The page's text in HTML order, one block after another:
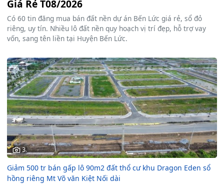
Giá Rẻ T08/2026
Có 60 tin đăng mua bán đất nền dự án Bến Lức giá rẻ, sổ đỏ
riêng, uy tín. Nhiều lô đất nền quy hoạch vị trí đẹp, hỗ trợ vay
vốn, sang tên liền tại Huyện Bến Lức.
3
Giảm 500 tr bán gấp lô 90m2 đất thổ cư khu Dragon Eden sổ
hồng riêng Mt Võ văn Kiệt Nối dài